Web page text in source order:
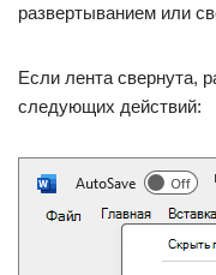
развертыванием или
Если лента свернута,
следующих действий: